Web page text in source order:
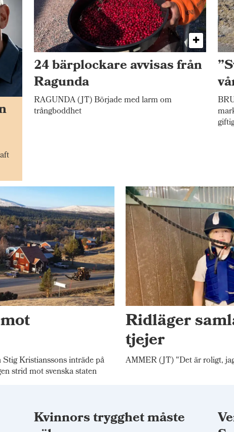
24 bärplockare avvisas från
Ragunda
RAGUNDA (JT) Började med larm om
trångboddhet
Kristianssons inträde på
strid mot svenska staten
Ridläger
tjejer
AMMER (JT) "Det är roligt,
Kvinnors trygghet måste